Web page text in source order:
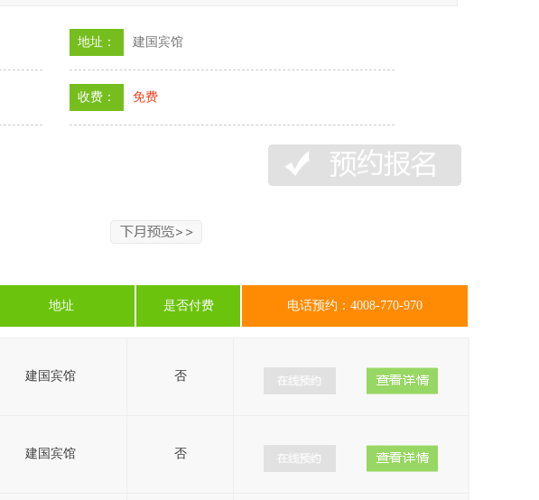
地址： 建国宾馆
收费： 免费
地址 是否付费 电话预约：4008-770-970
建国宾馆 否
建国宾馆 否